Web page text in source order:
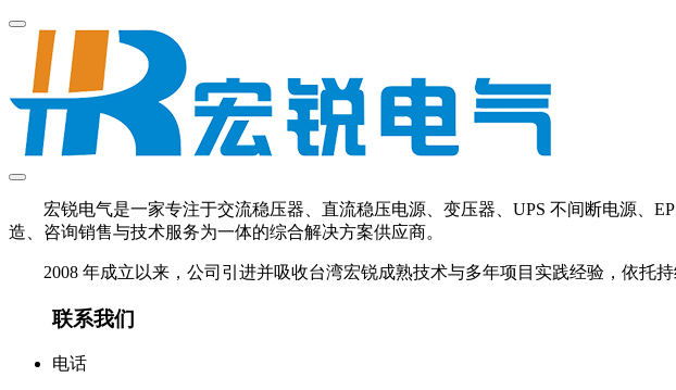
宏锐电气是一家专注于交流稳压器、直流稳压电源、变压器、UPS 不间断电源、
造、咨询销售与技术服务为一体的综合解决方案供应商。
2008 年成立以来，公司引进并吸收台湾宏锐成熟技术与多年项目实践经验，依托
联系我们
电话